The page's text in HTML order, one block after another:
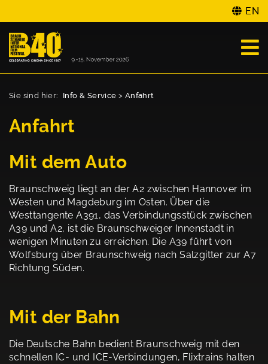
EN
Sie sind hier: Info & Service > Anfahrt
Anfahrt
Mit dem Auto
Braunschweig liegt an der A2 zwischen Hannover im
Westen und Magdeburg im Osten. Über die
Westtangente A391, das Verbindungsstück zwischen
A39 und A2, ist die Braunschweiger Innenstadt in
wenigen Minuten zu erreichen. Die A39 führt von
Wolfsburg über Braunschweig nach Salzgitter zur A7
Richtung Süden.
Mit der Bahn
Die Deutsche Bahn bedient Braunschweig mit den
schnellen IC- und ICE-Verbindungen, Flixtrains halten